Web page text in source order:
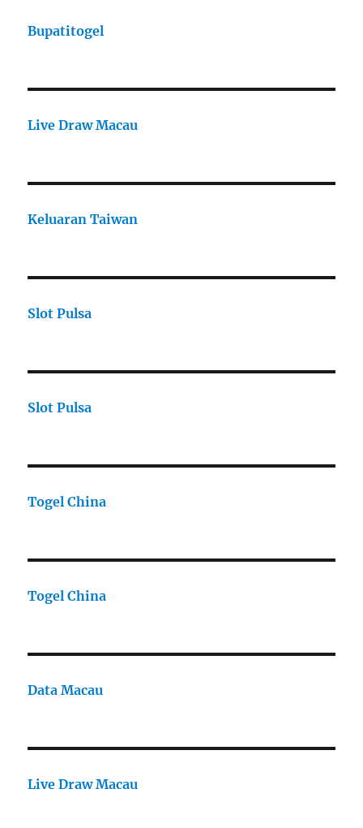
Bupatitogel
Live Draw Macau
Keluaran Taiwan
Slot Pulsa
Slot Pulsa
Togel China
Togel China
Data Macau
Live Draw Macau